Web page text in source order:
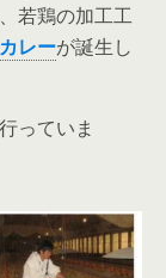
若鶏の加工工
レーが誕生し
っていま